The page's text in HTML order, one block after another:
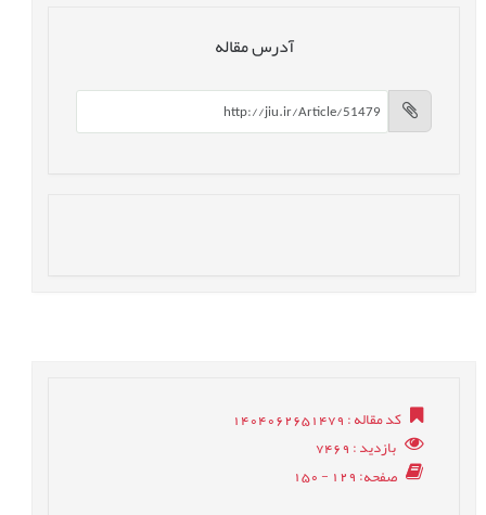
آدرس مقاله
کد مقاله: 1404062651479
بازدید: 7469
صفحه: 129 - 150